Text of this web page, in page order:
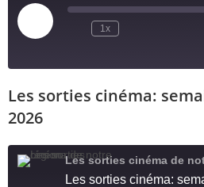
1x
RSS FEED
SHARE
EMBED
Les sorties cinéma:
2026
Les sorties cinéma de
Les sorties cinéma: